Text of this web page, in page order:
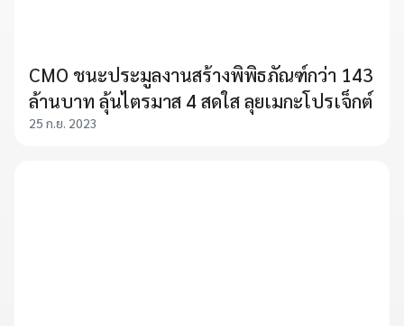
CMO ชนะประมูลงานสร้างพิพิธภัณฑ์กว่า 143
ล้านบาท ลุ้นไตรมาส 4 สดใส ลุยเมกะโปรเจ็กต์
25 ก.ย. 2023